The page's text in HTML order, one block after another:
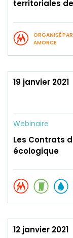
territoriales
ORGANISÉ PAR
AMORCE
19 janvier 2021
Webinaire
Les Contrats
écologique
12 janvier 2021